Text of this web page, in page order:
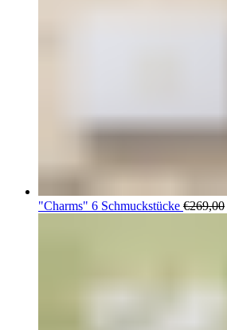
"Charms" 6 Schmuckstücke €269,00